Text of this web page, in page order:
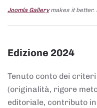
Joomla Gallerymakes it better.
Edizione 2024
Tenuto conto dei
(originalità, rigore
editoriale, contributo